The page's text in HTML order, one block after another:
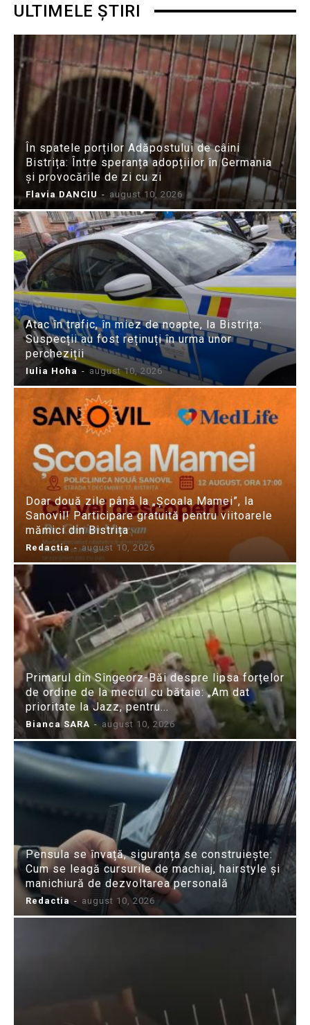
ULTIMELE ȘTIRI
În spatele porților Adăpostului de câini
Bistrița: Între speranța adopțiilor în Germania
și provocările de zi cu zi
Flavia DANCIU - august 10, 2026
Atac în trafic, în miez de noapte, la Bistrița:
Suspecții au fost reținuți în urma unor
percheziții
Iulia Hoha - august 10, 2026
Doar două zile până la „Școala Mamei”, la
Sanovil! Participare gratuită pentru viitoarele
mămici din Bistrița
Redactia - august 10, 2026
Primarul din Sîngeorz-Băi despre lipsa forțelor
de ordine de la meciul cu bătaie: „Am dat
prioritate la Jazz, pentru...
Bianca SARA - august 10, 2026
Pensula se învață, siguranța se construiește:
Cum se leagă cursurile de machiaj, hairstyle și
manichiură de dezvoltarea personală
Redactia - august 10, 2026